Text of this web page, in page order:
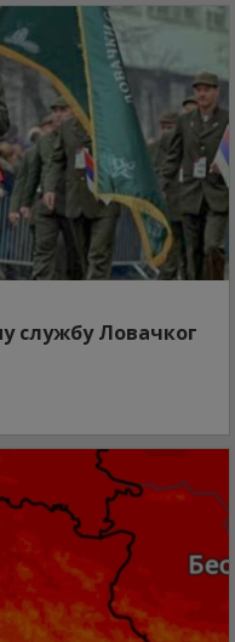
службу Ловачког